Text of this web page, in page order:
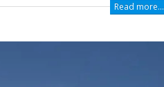
Read more...